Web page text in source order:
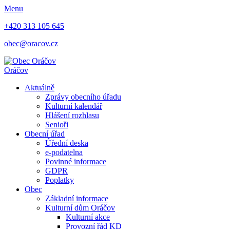
Menu
+420 313 105 645
obec@oracov.cz
Oráčov
Aktuálně
Zprávy obecního úřadu
Kulturní kalendář
Hlášení rozhlasu
Senioři
Obecní úřad
Úřední deska
e-podatelna
Povinné informace
GDPR
Poplatky
Obec
Základní informace
Kulturní dům Oráčov
Kulturní akce
Provozní řád KD